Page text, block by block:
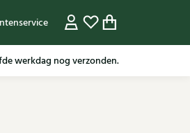
79,95* m.u.v sale artikelen.